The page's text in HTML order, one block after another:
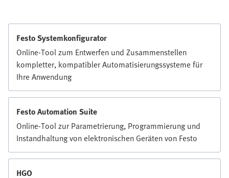
Festo Systemkonfigurator
Online-Tool zum Entwerfen und Zusammenstellen
kompletter, kompatibler Automatisierungssysteme für
Ihre Anwendung
Festo Automation Suite
Online-Tool zur Parametrierung, Programmierung und
Instandhaltung von elektronischen Geräten von Festo
HGO